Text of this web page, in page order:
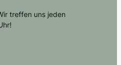
treffen uns jeden